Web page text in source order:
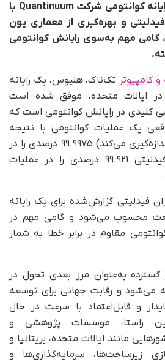
هلیوس، پیشرفته‌ترین رایانه کوانتومی شرکت Quantinuum با
و بهره‌گیری از معماری یون
گامی مهم به‌سوی رایانش کوانتومی
تک‌ناک، هلیوس، یک رایانه
ایالات متحده، موفق شده است
کلیدی در رایانش کوانتومی است که
یک عملیات کوانتومی با نتیجه
ایده‌آل و مورد انتظار را اندازه‌گیری می‌کند) ۹۹.۹۹۷۵ درصدی را در
عملیات تک‌کیوبیتی و فیدلیتی ۹۹.۹۲۱ درصدی را در عملیات
فیدلیتی گزارش‌شده برای یک رایانه
محسوب می‌شود و گامی مهم در
مقاوم در برابر خطا به شمار
گسترده به‌عنوان مرز بعدی تحول در
می‌شود و رقابت جهانی برای توسعه
و قابل‌اعتماد با سرعت در حال
راستا، موسسات پژوهشی و
مانند ایالات متحده، بریتانیا و
زیرساخت‌ها، سرمایه‌گذاری‌ها و